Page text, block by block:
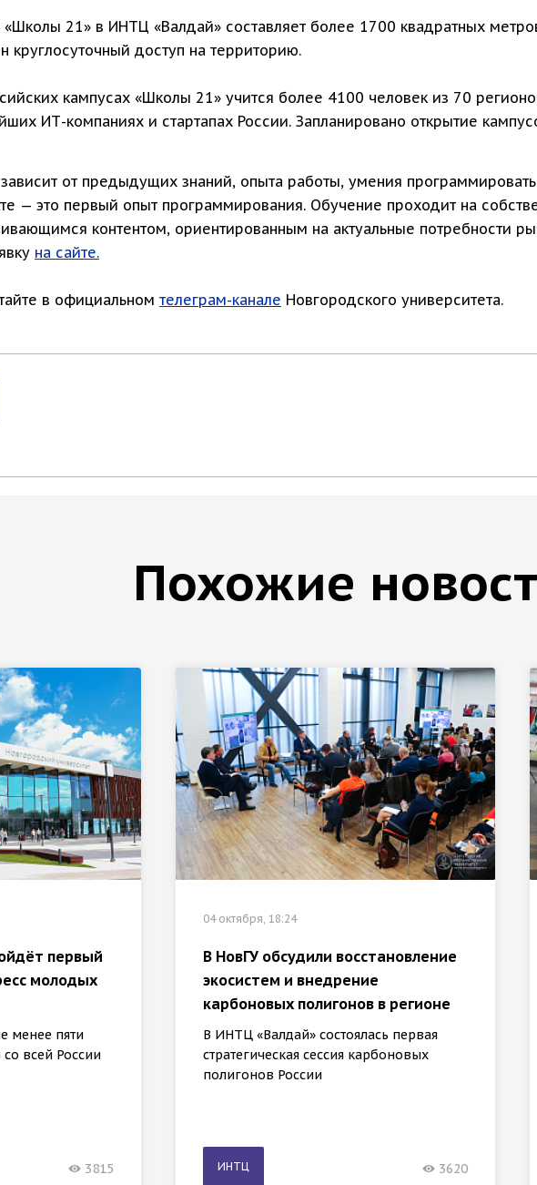
21» в ИНТЦ «Валдай» составляет более 1700 квадратных
круглосуточный доступ на территорию.
кампусах «Школы 21» учится более 4100 человек из 70
ИТ-компаниях и стартапах России. Запланировано открытие
от предыдущих знаний, опыта работы, умения
— это первый опыт программирования. Обучение проходит на
контентом, ориентированным на актуальные потребности
на сайте.
в официальном телеграм-канале Новгородского университета.
Похожие
первый
молодых
менее пяти
всей России
3815
04 октября, 18:24
В НовГУ обсудили восстановление
экосистем и внедрение
карбоновых полигонов в регионе
В ИНТЦ «Валдай» состоялась первая
стратегическая сессия карбоновых
полигонов России
ИНТЦ 3620